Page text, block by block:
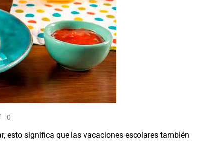
0
esto significa que las vacaciones escolares también